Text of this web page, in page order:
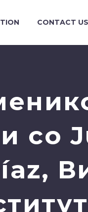
CONTACT US
со